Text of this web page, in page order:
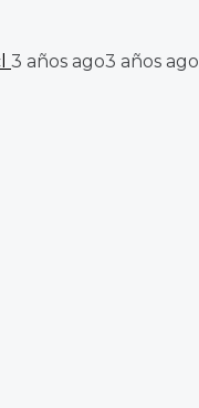
3 años ago3 años ago